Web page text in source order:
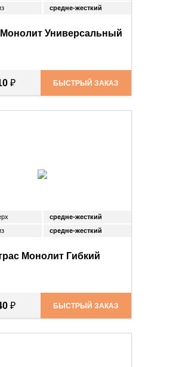
средне-жесткий
Монолит Универсальный
₽ БЫСТРЫЙ ЗАКАЗ
средне-жесткий
средне-жесткий
Монолит Гибкий
₽ БЫСТРЫЙ ЗАКАЗ